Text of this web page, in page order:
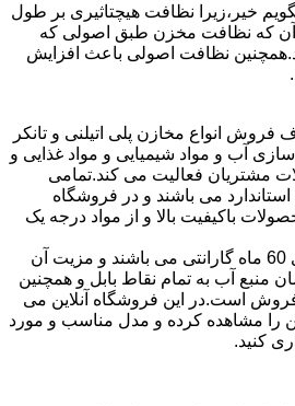
خیر،زیرا نظافت هیچتاثیری بر طول
که نظافت مخزن طبق اصولی که
نظافت اصولی باعث افزایش
انواع مخازن پلی اتیلنی و تانکر
آب و مواد شیمیایی و مواد غذایی و
مشتریان فعالیت می کند.تمامی
می باشند و در فروشگاه
باکیفیت بالا و از مواد درجه یک
محصولات مخزن آبی دارای 60 ماه گارانتی می باشند و مزیت آن
منبع آب به تمام نقاط بابل و همچنین
است.در این فروشگاه آنلاین می
را مشاهده کرده و مدل مناسب و مورد
کنید.